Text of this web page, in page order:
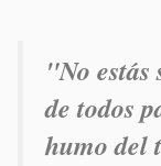
"No
de todos
humo del